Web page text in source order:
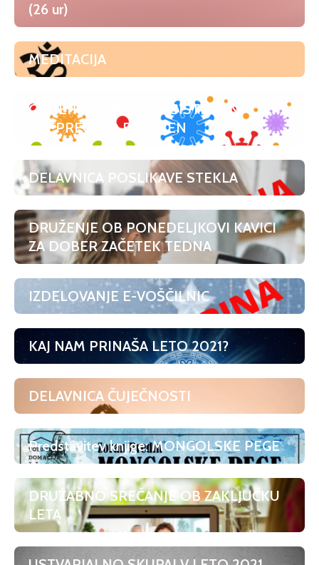
(26 ur)
MEDITACIJA
OKREPIMO IMUNSKI SISTEM IN
PREPREČIMO BOLEZEN
DELAVNICA POSLIKAVE STEKLA
DRUŽENJE OB PONEDELJKOVI KAVICI
ZA DOBER ZAČETEK TEDNA
IZDELOVANJE E-VOŠČILNIC
KAJ NAM PRINAŠA LETO 2021?
DELAVNICA ČUJEČNOSTI
Predstavitev knjige: MONGOLSKE PEGE
DRUŽABNO SREČANJE OB ZAKLJUČKU
LETA